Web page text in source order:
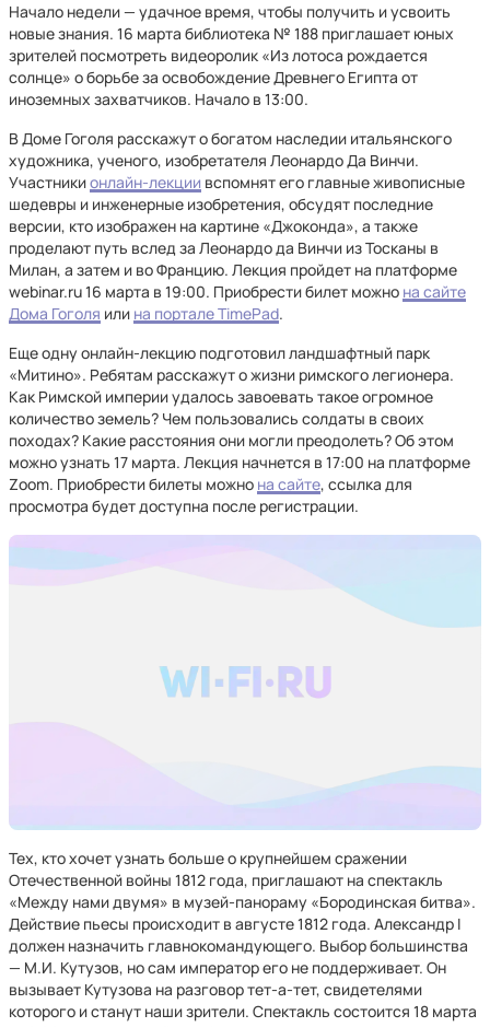
Начало недели — удачное время, чтобы получить и усвоить
новые знания. 16 марта библиотека № 188 приглашает юных
зрителей посмотреть видеоролик «Из лотоса рождается
солнце» о борьбе за освобождение Древнего Египта от
иноземных захватчиков. Начало в 13:00.
В Доме Гоголя расскажут о богатом наследии итальянского
художника, ученого, изобретателя Леонардо Да Винчи.
Участникионлайн-лекции вспомнят его главные живописные
шедевры и инженерные изобретения, обсудят последние
версии, кто изображен на картине «Джоконда», а также
проделают путь вслед за Леонардо да Винчи из Тосканы в
Милан, а затем и во Францию. Лекция пройдет на платформе
webinar.ru 16 марта в 19:00. Приобрести билет можно на сайте
Дома Гоголя или на портале TimePad.
Еще одну онлайн-лекцию подготовил ландшафтный парк
«Митино». Ребятам расскажут о жизни римского легионера.
Как Римской империи удалось завоевать такое огромное
количество земель? Чем пользовались солдаты в своих
походах? Какие расстояния они могли преодолеть? Об этом
можно узнать 17 марта. Лекция начнется в 17:00 на платформе
Zoom. Приобрести билеты можно на сайте, ссылка для
просмотра будет доступна после регистрации.
Тех, кто хочет узнать больше о крупнейшем сражении
Отечественной войны 1812 года, приглашают на спектакль
«Между нами двумя» в музей-панораму «Бородинская битва».
Действие пьесы происходит в августе 1812 года. Александр I
должен назначить главнокомандующего. Выбор большинства
— М.И. Кутузов, но сам император его не поддерживает. Он
вызывает Кутузова на разговор тет-а-тет, свидетелями
которого и станут наши зрители. Спектакль состоится 18 марта